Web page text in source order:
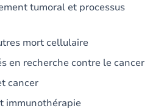
tumoral et processus
mort cellulaire
en recherche contre le cancer
cancer
immunothérapie